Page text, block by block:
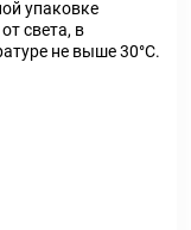
упаковке
света, в
не выше 30°С.